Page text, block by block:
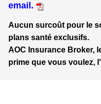
email.
Aucun surcoût pour le
plans santé exclusifs.
AOC Insurance Broker,
prime que vous voulez,